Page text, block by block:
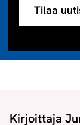
Tilaa
Kirjoittaja